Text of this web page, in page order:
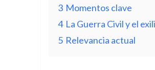
3 Momentos clave
4 La Guerra Civil y el
5 Relevancia actual